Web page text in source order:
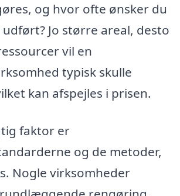
og hvor ofte ønsker du
Jo større areal, desto
vil en
typisk skulle
kan afspejles i prisen.
faktor er
og de metoder,
Nogle virksomheder